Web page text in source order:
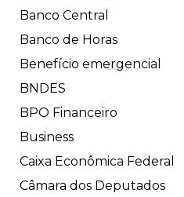
Banco Central
Banco de Horas
Benefício emergencial
BNDES
BPO Financeiro
Business
Caixa Econômica Federal
Câmara dos Deputados